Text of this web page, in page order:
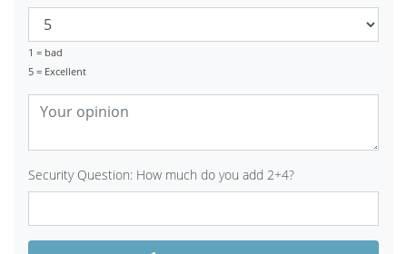
1 = bad
5 = Excellent
Security Question: How much do you add 2+4?